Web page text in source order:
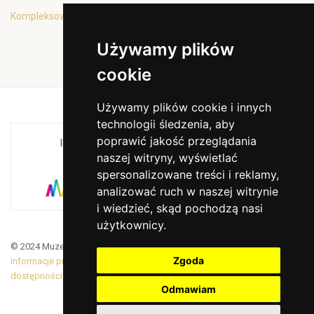
Używamy plików
cookie
Używamy plików cookie i innych
technologii śledzenia, aby
poprawić jakość przeglądania
naszej witryny, wyświetlać
spersonalizowane treści i reklamy,
analizować ruch w naszej witrynie
i wiedzieć, skąd pochodzą nasi
użytkownicy.
Zgoda
Odmawiam
Kompleksowa oferta edukacyjna
INSTYTUCJA KULTURY MIASTA KRAKOWA I
WOJEWÓDZTWA MAŁOPOLSKIEGO
© 2024 Muzeum Armii Krajowej. Translated by Google Translate
Informacje prawne
Zamówienia publiczne|
dostępności